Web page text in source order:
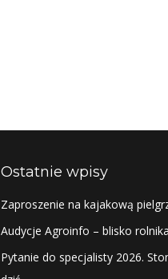
Ostatnie wpisy
Zaproszenie na kajakową
Audycje Agroinfo – blisko rolnika
Pytanie do specjalisty 2026.